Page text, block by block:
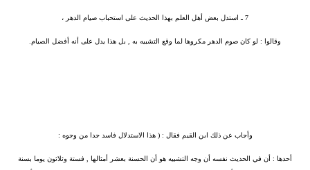
استدل بعض أهل العلم بهذا الحديث على استحباب صيام الدهر ،
‏وقالوا : لو كان صوم الدهر مكروها لما وقع التشبيه به , بل هذا يدل على أنه أفضل الصيام.
وأجاب عن ذلك ابن القيم فقال : ( هذا الاستدلال فاسد جدا من وجوه :
‏‏أحدها : أن في الحديث نفسه أن وجه التشبيه هو أن الحسنة بعشر أمثالها , فستة وثلاثون يوما بسنة